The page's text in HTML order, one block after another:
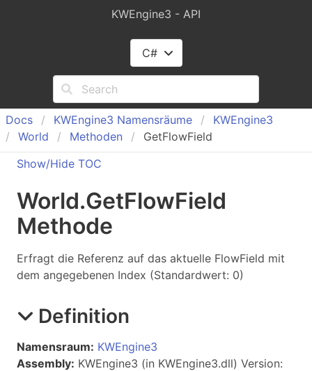
KWEngine3 - API
C#
Docs KWEngine3 Namensräume KWEngine3
World
Methoden
GetFlowField
Show/Hide TOC
World.GetFlowField
Methode
Erfragt die Referenz auf das aktuelle FlowField mit
dem angegebenen Index (Standardwert: 0)
Definition
Namensraum: KWEngine3
Assembly: KWEngine3 (in KWEngine3.dll) Version: